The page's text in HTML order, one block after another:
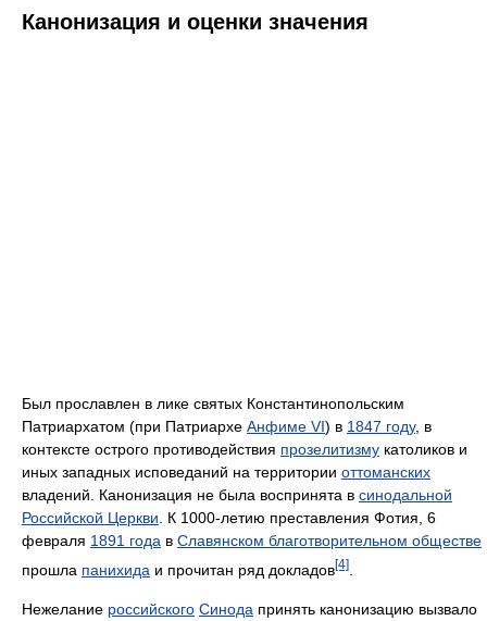
Канонизация и оценки значения
Был прославлен в лике святых Константинопольским
Патриархатом (при Патриархе Анфиме VI) в 1847 году, в
контексте острого противодействия прозелитизму католиков и
иных западных исповеданий на территории оттоманских
владений. Канонизация не была воспринята в синодальной
Российской Церкви . К 1000-летию преставления Фотия, 6
февраля 1891 года в Славянском благотворительном обществе
прошла панихида и прочитан ряд докладов[4]
Нежелание российского Синода принять канонизацию вызвало